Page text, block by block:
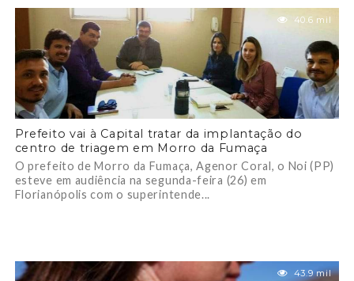
40.6 mil
Prefeito vai à Capital tratar da implantação do
centro de triagem em Morro da Fumaça
O prefeito de Morro da Fumaça, Agenor Coral, o Noi (PP)
esteve em audiência na segunda-feira (26) em
Florianópolis com o superintende...
43.9 mil